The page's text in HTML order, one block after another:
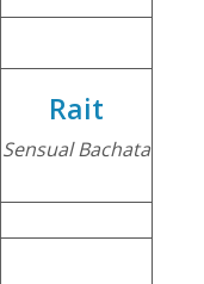
Rait
SensualBachata